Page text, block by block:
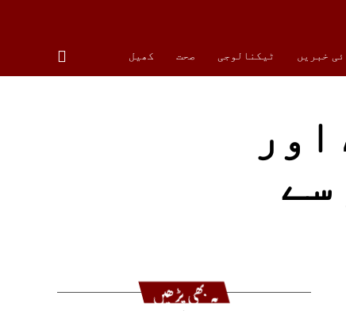
خبریں ٹیکنالوجی صحت کھیل
سے
یہ بھی پڑھیں